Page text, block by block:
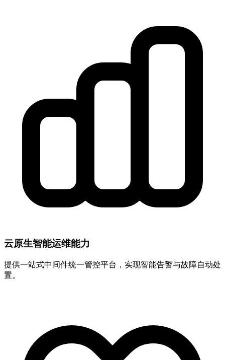
云原生智能运维能力
提供一站式中间件统一管控平台，实现智能告警与故障自动处
置。